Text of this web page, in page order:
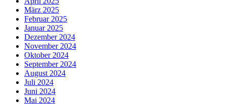
März 2025
Februar 2025
Januar 2025
Dezember 2024
November 2024
Oktober 2024
September 2024
August 2024
Juli 2024
Juni 2024
Mai 2024